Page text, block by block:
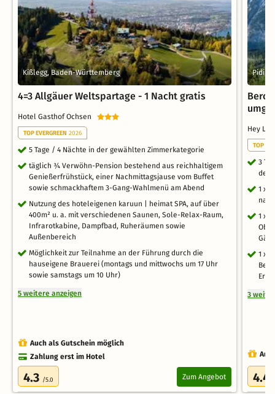
Kißlegg, Baden-Württemberg
4=3 Allgäuer Weltspartage - 1 Nacht gratis
Hotel Gasthof Ochsen
TOP EVERGREEN 2026
5 Tage / 4 Nächte in der gewählten Zimmerkategorie
täglich ¾ Verwöhn-Pension bestehend aus reichhaltigem
Genießerfrühstück, einer Nachmittagsjause vom Buffet
sowie schmackhaftem 3-Gang-Wahlmenü am Abend
Nutzung des hoteleigenen karuun | heimat SPA, auf über
400m² u. a. mit verschiedenen Saunen, Sole-Relax-Raum,
Infrarotkabine, Dampfbad, Ruheräumen sowie
Außenbereich
Möglichkeit zur Teilnahme an der Führung durch die
hauseigene Brauerei (montags und mittwochs um 17 Uhr
sowie samstags um 10 Uhr)
5 weitere anzeigen
Auch als Gutschein möglich
Zahlung erst im Hotel
4.3 /5.0 Zum Angebot
Hey
TOP
3
der
1 x
1 x
1 x
3
4.4